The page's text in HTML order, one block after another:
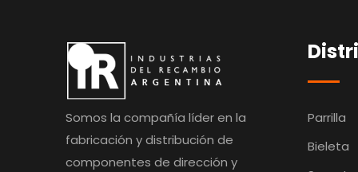
Somos la compañía líder en la
fabricación y distribución de
componentes de dirección y
Parrilla
Bieleta